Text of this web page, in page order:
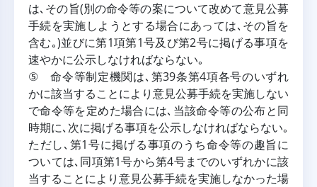
は､その旨(別の命令等の案について改めて意見公募
手続を実施しようとする場合にあっては､その旨を
含む｡)並びに第1項第1号及び第2号に掲げる事項を
速やかに公示しなければならない｡
⑤ 命令等制定機関は､第39条第4項各号のいずれ
かに該当することにより意見公募手続を実施しない
で命令等を定めた場合には､当該命令等の公布と同
時期に､次に掲げる事項を公示しなければならない｡
ただし､第1号に掲げる事項のうち命令等の趣旨に
ついては､同項第1号から第4号までのいずれかに該
当することにより意見公募手続を実施しなかった場